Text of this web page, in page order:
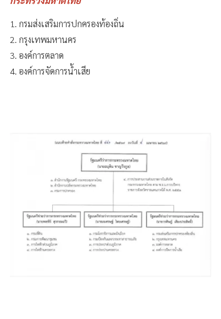
1. กรมส่งเสริมการปกครองท้องถิ่น
2. กรุงเทพมหานคร
3. องค์การตลาด
4. องค์การจัดการน้ำเสีย